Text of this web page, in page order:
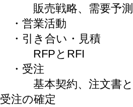
販売戦略、需要予測
・営業活動
・引き合い・見積
RFPとRFI
・受注
基本契約、注文書と個
受注の確定